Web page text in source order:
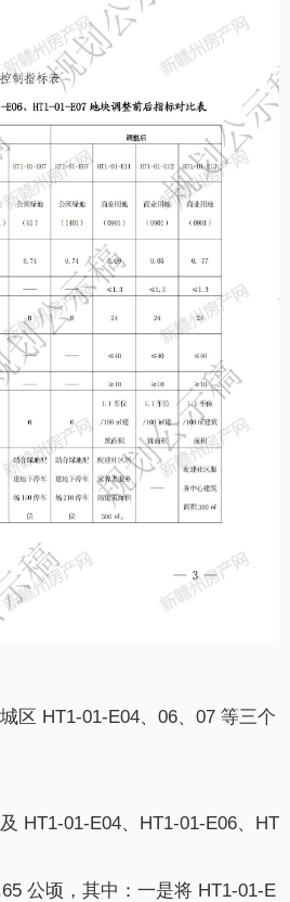
HT1-01-E04、06、07 等三个
01-E04、HT1-01-E06、HT
公顷，其中：一是将 HT1-01-E